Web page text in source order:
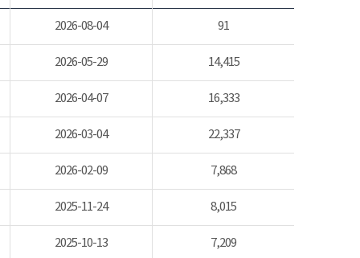
2026-08-04 91
2026-05-29 14,415
2026-04-07 16,333
2026-03-04 22,337
2026-02-09 7,868
2025-11-24 8,015
2025-10-13 7,209